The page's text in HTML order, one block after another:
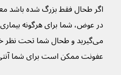
می‌گیرید و طحال شما تحت
عفونت ممکن است برای شما آنتی‌بیوتیک تجویز